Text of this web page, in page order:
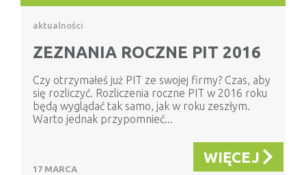
aktualności
ZEZNANIA ROCZNE PIT 2016
Czy otrzymałeś już PIT ze swojej firmy? Czas, aby
się rozliczyć. Rozliczenia roczne PIT w 2016 roku
będą wyglądać tak samo, jak w roku zeszłym.
Warto jednak przypomnieć...
17 MARCA
WIĘCEJ